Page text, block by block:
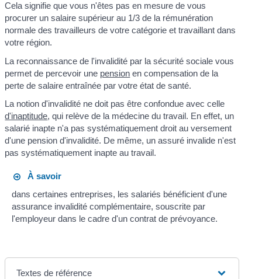
Cela signifie que vous n'êtes pas en mesure de vous
procurer un salaire supérieur au 1/3 de la rémunération
normale des travailleurs de votre catégorie et travaillant dans
votre région.
La reconnaissance de l'invalidité par la sécurité sociale vous
permet de percevoir une pension en compensation de la
perte de salaire entraînée par votre état de santé.
La notion d'invalidité ne doit pas être confondue avec celle
d'inaptitude, qui relève de la médecine du travail. En effet, un
salarié inapte n'a pas systématiquement droit au versement
d'une pension d'invalidité. De même, un assuré invalide n'est
pas systématiquement inapte au travail.
À savoir
dans certaines entreprises, les salariés bénéficient d'une
assurance invalidité complémentaire, souscrite par
l'employeur dans le cadre d'un contrat de prévoyance.
Textes de référence